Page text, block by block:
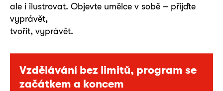
Vzdělávání bez limitů, program se
začátkem a koncem
ale i ilustrovat. Objevte umělce v sobě – přijďte
vyprávět,
tvořit, vyprávět.